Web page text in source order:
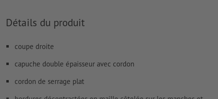
Détails du produit
coupe droite
capuche double épaisseur avec cordon
cordon de serrage plat